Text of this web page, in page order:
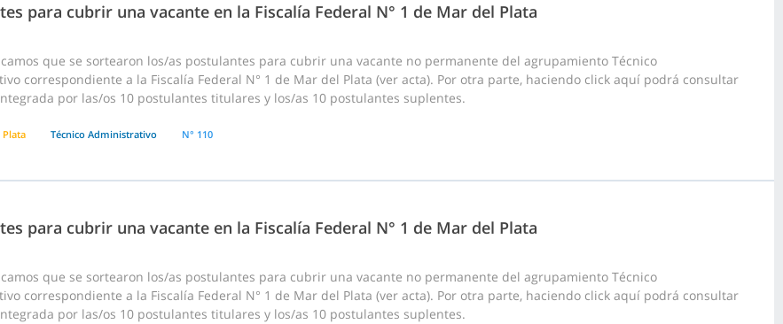
para cubrir una vacante en la Fiscalía Federal N° 1 de Mar del Plata
que se sortearon los/as postulantes para cubrir una vacante no permanente del agrupamiento Técnico
correspondiente a la Fiscalía Federal N° 1 de Mar del Plata (ver acta). Por otra parte, haciendo click aquí podrá consultar
por las/os 10 postulantes titulares y los/as 10 postulantes suplentes.
Plata Técnico Administrativo N° 110
para cubrir una vacante en la Fiscalía Federal N° 1 de Mar del Plata
que se sortearon los/as postulantes para cubrir una vacante no permanente del agrupamiento Técnico
correspondiente a la Fiscalía Federal N° 1 de Mar del Plata (ver acta). Por otra parte, haciendo click aquí podrá consultar
por las/os 10 postulantes titulares y los/as 10 postulantes suplentes.